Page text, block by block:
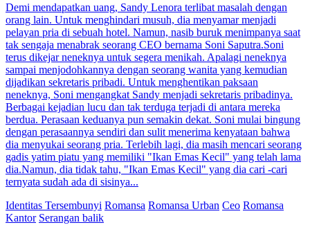
Demi mendapatkan uang, Sandy Lenora terlibat masalah dengan
orang lain. Untuk menghindari musuh, dia menyamar menjadi
pelayan pria di sebuah hotel. Namun, nasib buruk menimpanya saat
tak sengaja menabrak seorang CEO bernama Soni Saputra.Soni
terus dikejar neneknya untuk segera menikah. Apalagi neneknya
sampai menjodohkannya dengan seorang wanita yang kemudian
dijadikan sekretaris pribadi. Untuk menghentikan paksaan
neneknya, Soni mengangkat Sandy menjadi sekretaris pribadinya.
Berbagai kejadian lucu dan tak terduga terjadi di antara mereka
berdua. Perasaan keduanya pun semakin dekat. Soni mulai bingung
dengan perasaannya sendiri dan sulit menerima kenyataan bahwa
dia menyukai seorang pria. Terlebih lagi, dia masih mencari seorang
gadis yatim piatu yang memiliki "Ikan Emas Kecil" yang telah lama
dia.Namun, dia tidak tahu, "Ikan Emas Kecil" yang dia cari -cari
ternyata sudah ada di sisinya...
Identitas Tersembunyi Romansa Romansa Urban Ceo Romansa
Kantor Serangan balik